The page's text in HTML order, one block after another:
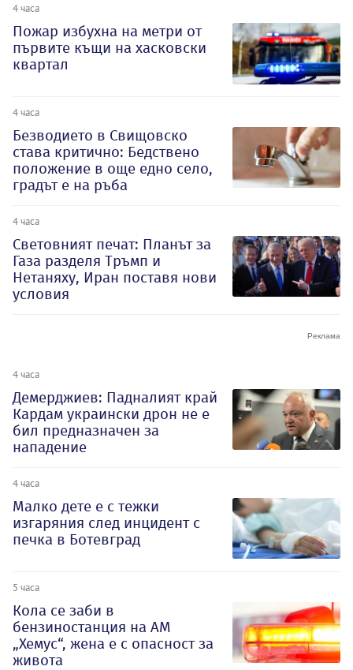
4 часа
Пожар избухна на метри от
първите къщи на хасковски
квартал
4 часа
Безводието в Свищовско
става критично: Бедствено
положение в още едно село,
градът е на ръба
4 часа
Световният печат: Планът за
Газа разделя Тръмп и
Нетаняху, Иран поставя нови
условия
4 часа
Демерджиев: Падналият край
Кардам украински дрон не е
бил предназначен за
нападение
4 часа
Малко дете е с тежки
изгаряния след инцидент с
печка в Ботевград
5 часа
Кола се заби в
бензиностанция на АМ
„Хемус“, жена е с опасност за
живота